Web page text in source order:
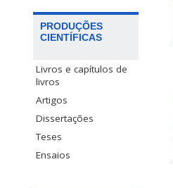
PRODUÇÕES
CIENTÍFICAS
Livros e capítulos de
livros
Artigos
Dissertações
Teses
Ensaios